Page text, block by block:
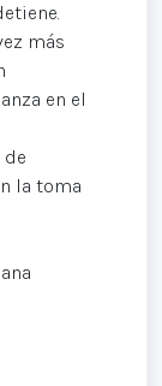
más
en el
la toma